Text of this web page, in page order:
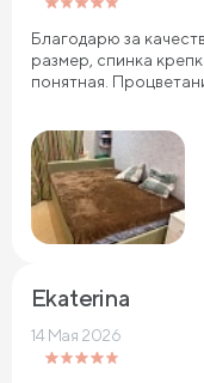
Благодарю за
размер, спинка
понятная.
Ekaterina
14 Мая 2026